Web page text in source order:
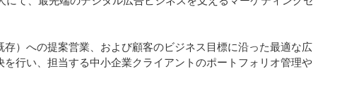
）への提案営業、および顧客のビジネス目標に沿った最適な広
行い、担当する中小企業クライアントのポートフォリオ管理や